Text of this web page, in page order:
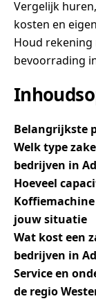
Vergelijk
kosten en
Houd
bevoorrading
Belangrijkste
Welk type
bedrijven in
Hoeveel
jouw situatie
Wat kost een
bedrijven in
Service en
de regio